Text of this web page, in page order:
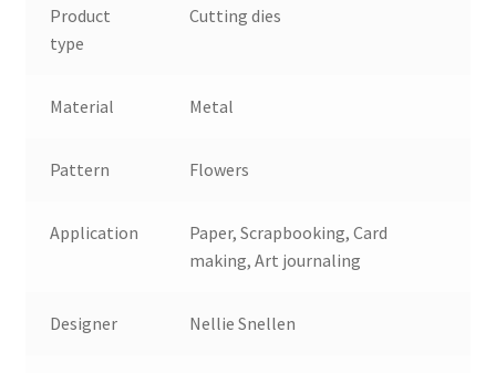
Product
type
Cutting dies
Material Metal
Pattern Flowers
Application
Paper, Scrapbooking, Card
making, Art journaling
Designer Nellie Snellen